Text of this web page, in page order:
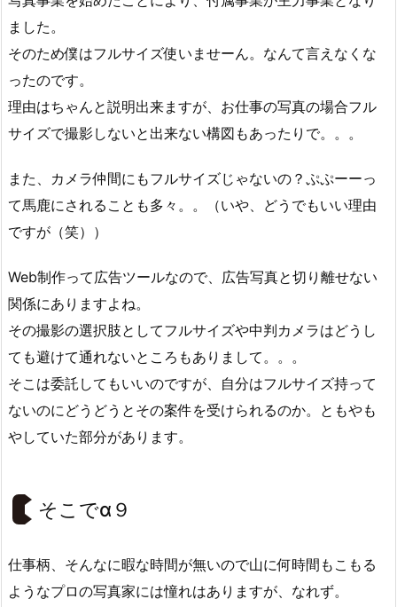
ました。
そのため僕はフルサイズ使いませーん。なんて言えなくな
ったのです。
理由はちゃんと説明出来ますが、お仕事の写真の場合フル
サイズで撮影しないと出来ない構図もあったりで。。。
また、カメラ仲間にもフルサイズじゃないの？ぷぷーーっ
て馬鹿にされることも多々。。（いや、どうでもいい理由
ですが（笑））
Web制作って広告ツールなので、広告写真と切り離せない
関係にありますよね。
その撮影の選択肢としてフルサイズや中判カメラはどうし
ても避けて通れないところもありまして。。。
そこは委託してもいいのですが、自分はフルサイズ持って
ないのにどうどうとその案件を受けられるのか。ともやも
やしていた部分があります。
そこでα９
仕事柄、そんなに暇な時間が無いので山に何時間もこもる
ようなプロの写真家には憧れはありますが、なれず。